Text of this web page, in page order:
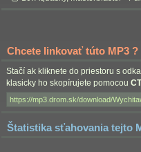
Chcete linkovať túto MP3 ?
Stačí ak kliknete do priestoru s
klasicky ho skopírujete pomocou
Štatistika sťahovania tejto